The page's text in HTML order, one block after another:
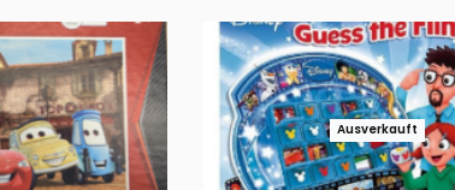
Ausverkauft